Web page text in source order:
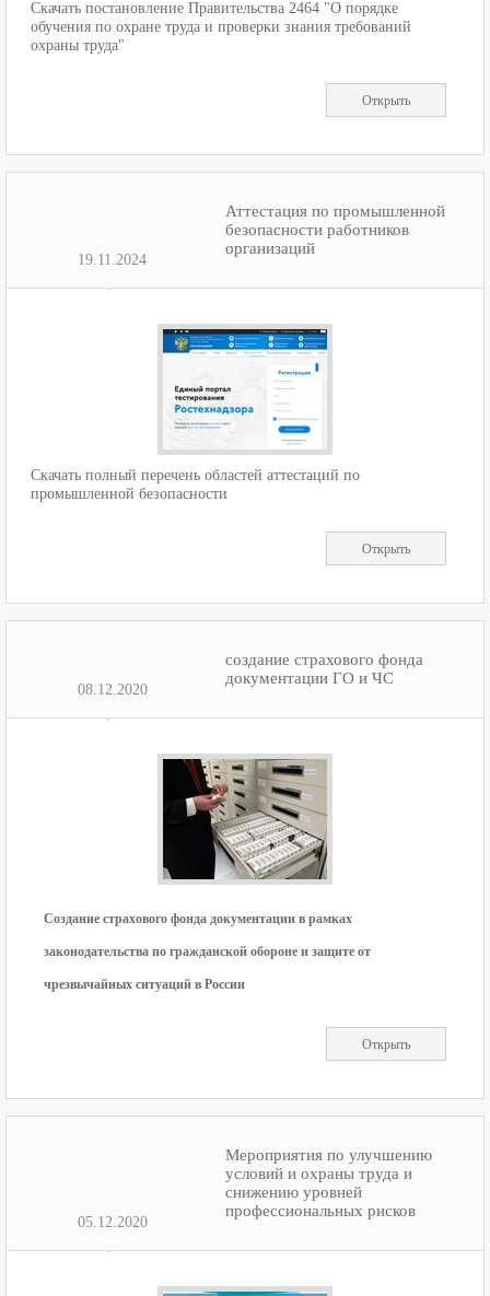
Скачать постановление Правительства 2464 "О порядке
обучения по охране труда и проверки знания требований
охраны труда"
Открыть
19.11.2024
Аттестация по промышленной
безопасности работников
организаций
Скачать полный перечень областей аттестаций по
промышленной безопасности
Открыть
08.12.2020
создание страхового фонда
документации ГО и ЧС
Cоздание страхового фонда документации в рамках
законодательства по гражданской обороне и защите от
чрезвычайных ситуаций в России
Открыть
05.12.2020
Мероприятия по улучшению
условий и охраны труда и
снижению уровней
профессиональных рисков